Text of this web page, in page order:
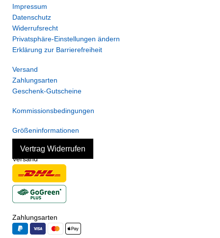
Impressum
Datenschutz
Widerrufsrecht
Privatsphäre-Einstellungen ändern
Erklärung zur Barrierefreiheit
Versand
Zahlungsarten
Geschenk-Gutscheine
Kommissionsbedingungen
Größeninformationen
Vertrag Widerrufen
Versand
Zahlungsarten